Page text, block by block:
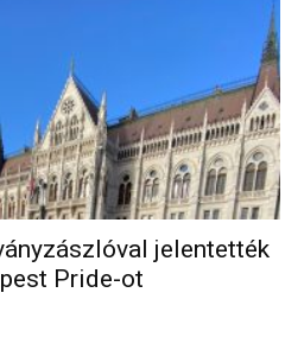
jelentették
Pride-ot